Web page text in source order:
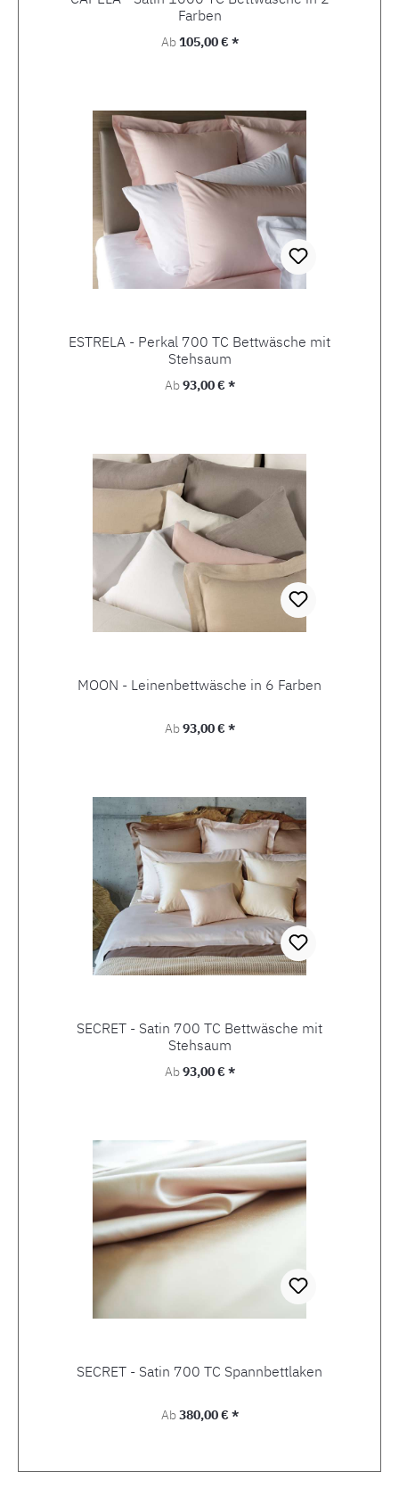
Farben
Regulärer Preis:
Ab105,00 € *
ESTRELA - Perkal 700 TC Bettwäsche mit
Stehsaum
Regulärer Preis:
Ab93,00 € *
MOON - Leinenbettwäsche in 6 Farben
Regulärer Preis:
Ab93,00 € *
SECRET - Satin 700 TC Bettwäsche mit
Stehsaum
Regulärer Preis:
Ab93,00 € *
SECRET - Satin 700 TC Spannbettlaken
Regulärer Preis:
Ab380,00 € *